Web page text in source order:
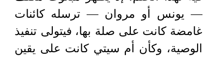
— يونس أو مروان — ترسله كائنات
غامضة كانت على صلة بها، فيتولى تنفيذ
الوصية، وكأن أم سيتي كانت على يقين